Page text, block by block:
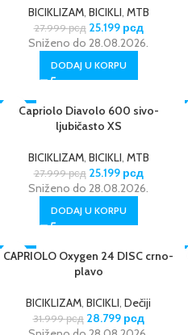
BICIKLIZAM, BICIKLI, MTB
27.999рсд 25.199 рсд
Sniženo do 28.08.2026.
DODAJ U KORPU
-10%Capriolo Diavolo 600 sivo-
ljubičasto XS
BICIKLIZAM, BICIKLI, MTB
27.999рсд 25.199 рсд
Sniženo do 28.08.2026.
DODAJ U KORPU
-10%
CAPRIOLO Oxygen 24 DISC crno-
plavo
BICIKLIZAM, BICIKLI, Dečiji
31.999рсд 28.799 рсд